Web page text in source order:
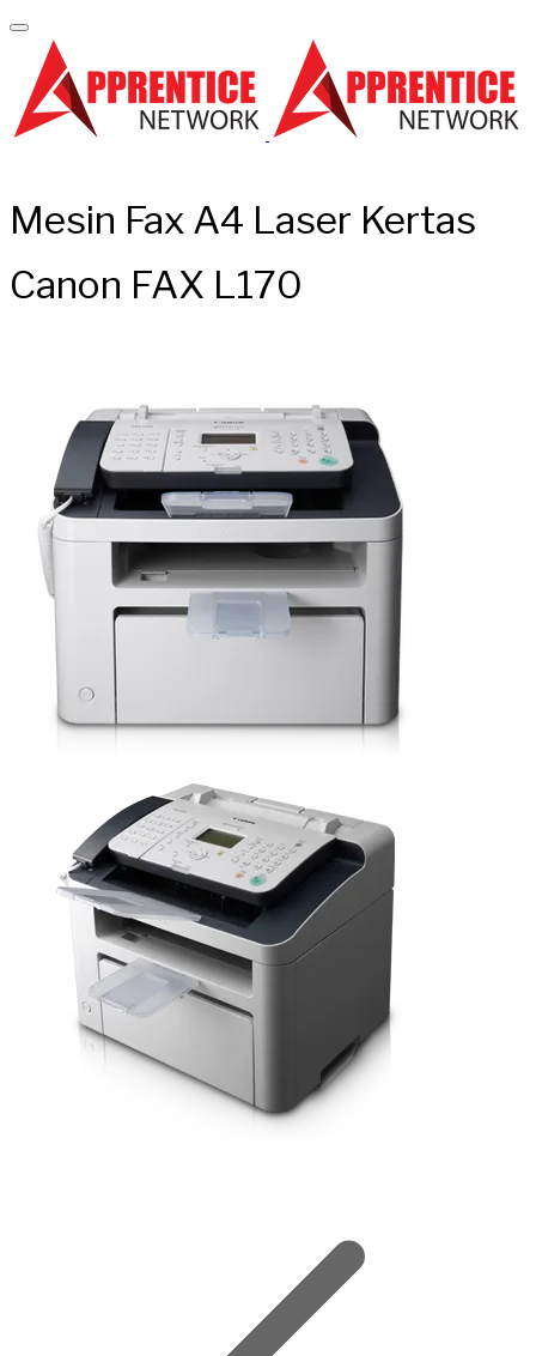
Mesin Fax A4 Laser Kertas
Canon FAX L170